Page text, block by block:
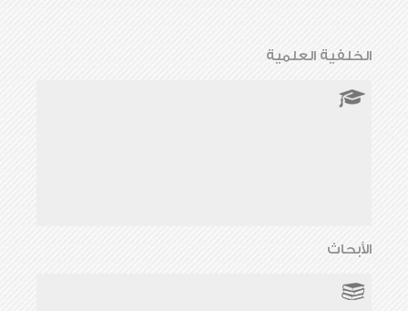
الخلفية العلمية
الأبحاث